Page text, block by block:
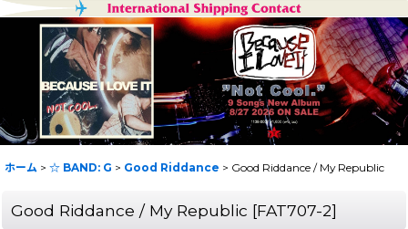
ホーム > ☆ BAND: G > Good Riddance > Good Riddance / My Republic
Good Riddance / My Republic [FAT707-2]